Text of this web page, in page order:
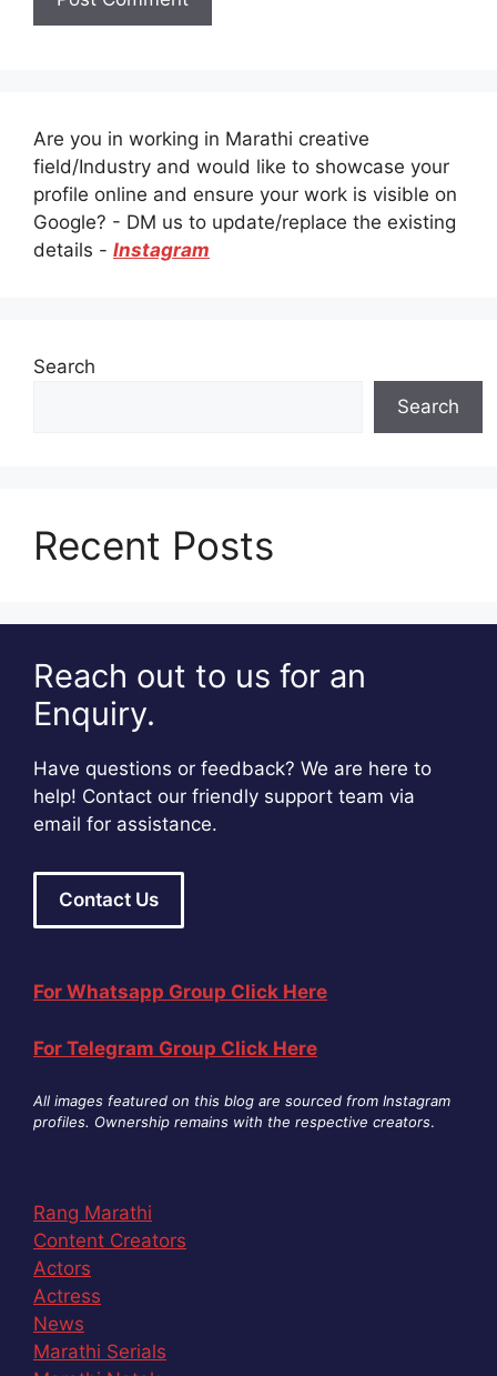
Are you in working in Marathi creative
field/Industry and would like to showcase your
profile online and ensure your work is visible on
Google? - DM us to update/replace the existing
details - Instagram
Search
Search
Recent Posts
Reach out to us for an
Enquiry.
Have questions or feedback? We are here to
help! Contact our friendly support team via
email for assistance.
Contact Us
For Whatsapp Group Click Here
For Telegram Group Click Here
All images featured on this blog are sourced from Instagram
profiles. Ownership remains with the respective creators.
Rang Marathi
Content Creators
Actors
Actress
News
Marathi Serials